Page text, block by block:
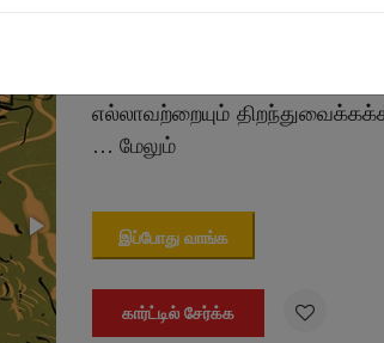
தன் கவிதைகளில் எதையுமே
எல்லாவற்றையும்
… மேலும்
இப்போது வாங்க
கார்ட்டில் சேர்க்க 